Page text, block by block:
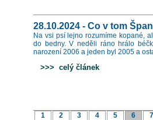
28.10.2024 - Co v tom
Na vsi psí lejno rozumíme kopané,
do bedny. V neděli ráno hrálo
narození 2006 a jeden byl 2005 a
>>> celý článek
1 2 3 4 5 6